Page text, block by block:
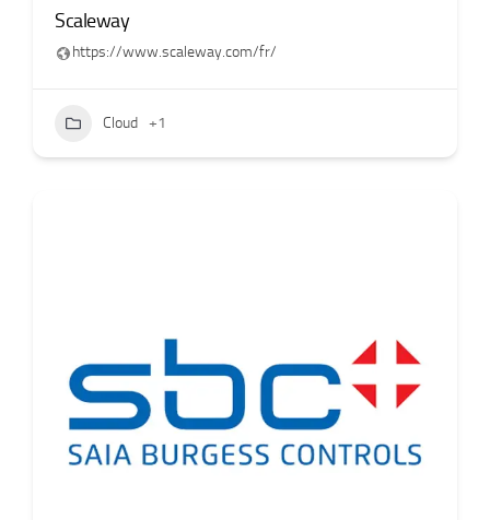
Scaleway
https://www.scaleway.com/fr/
Cloud +1